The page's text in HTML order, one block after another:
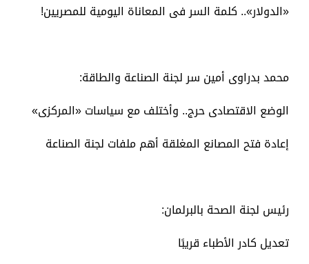
«الدولار».. كلمة السر فى المعاناة اليومية للمصريين!
محمد بدراوى أمين سر لجنة الصناعة والطاقة:
الوضع الاقتصادى حرج.. وأختلف مع سياسات «المركزى»
إعادة فتح المصانع المغلقة أهم ملفات لجنة الصناعة
رئيس لجنة الصحة بالبرلمان:
تعديل كادر الأطباء قريبًا